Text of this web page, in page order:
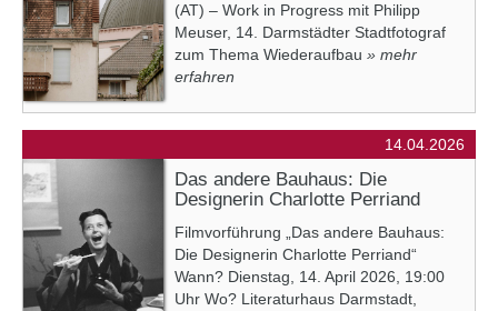
(AT) – Work in Progress mit Philipp
Meuser, 14. Darmstädter Stadtfotograf
zum Thema Wiederaufbau » mehr
erfahren
14.04.2026
Das andere Bauhaus: Die
Designerin Charlotte Perriand
Filmvorführung „Das andere Bauhaus:
Die Designerin Charlotte Perriand“
Wann? Dienstag, 14. April 2026, 19:00
Uhr Wo? Literaturhaus Darmstadt,